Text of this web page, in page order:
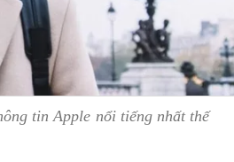
tin Apple nổi tiếng nhất thế